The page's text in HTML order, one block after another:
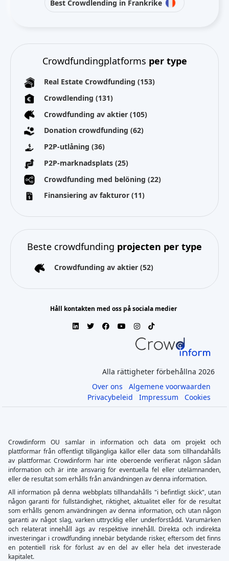
Best Crowdlending in Frankrike
Crowdfundingplatforms per type
Real Estate Crowdfunding (153)
Crowdlending (131)
Crowdfunding av aktier (105)
Donation crowdfunding (62)
P2P-utlåning (36)
P2P-marknadsplats (25)
Crowdfunding med belöning (22)
Finansiering av fakturor (11)
Beste crowdfunding projecten per type
Crowdfunding av aktier (52)
Håll kontakten med oss på sociala medier
Alla rättigheter förbehållna 2026
Over ons
Algemene voorwaarden
Privacybeleid
Impressum Cookies
Crowdinform OU samlar in information och data om projekt och
plattformar från offentligt tillgängliga källor eller data som tillhandahålls
av plattformar. Crowdinform har inte oberoende verifierat någon sådan
information och är inte ansvarig för eventuella fel eller utelämnanden,
eller de resultat som erhålls från användningen av denna information.
All information på denna webbplats tillhandahålls "i befintligt skick", utan
någon garanti för fullständighet, riktighet, aktualitet eller för de resultat
som erhålls genom användningen av denna information, och utan någon
garanti av något slag, varken uttrycklig eller underförstådd. Varumärken
och relaterat innehåll ägs av respektive innehåll. Direkta och indirekta
investeringar i crowdfunding innebär betydande risker, eftersom det finns
en potentiell risk för förlust av en del av eller hela det investerade
kapitalet.